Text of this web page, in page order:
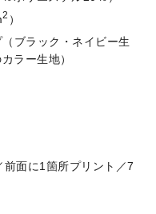
2 ）
ブラック・ネイビー生
ラー生地）
面に1箇所プリント／7